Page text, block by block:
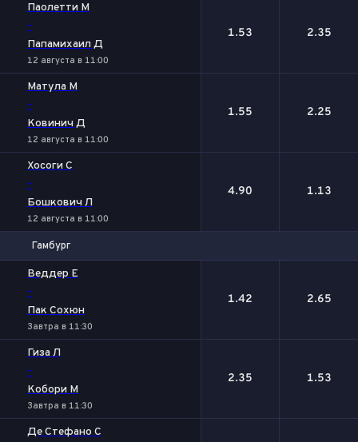
Паолетти М
-
Папамихаил Д
12 августа в 11:00
1.53 2.35
Матула М
-
Ковинич Д
12 августа в 11:00
1.55 2.25
Хосоги С
-
Бошкович Л
12 августа в 11:00
4.90 1.13
Гамбург
Веддер Е
-
Пак Сохюн
Завтра в 11:30
1.42 2.65
Гиза Л
-
Кобори М
Завтра в 11:30
2.35 1.53
Де Стефано С